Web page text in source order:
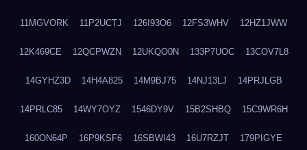
11MGVORK 11P2UCTJ 126I93O6 12FS3WHV 12HZ1JWW
12K469CE 12QCPWZN 12UKQO0N 133P7UOC 13COV7L8
14GYHZ3D 14H4A825 14M9BJ75 14NJ13LJ 14PRJLGB
14PRLC85 14WY7OYZ 1546DY9V 15B2SHBQ 15C9WR6H
160ON64P 16P9KSF6 16SBWI43 16U7RZJT 179PIGYE